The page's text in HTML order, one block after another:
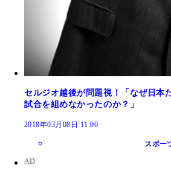
セルジオ越後が問題視！「なぜ日本
試合を組めなかったのか？」
2018年03月08日 11:00
スポー